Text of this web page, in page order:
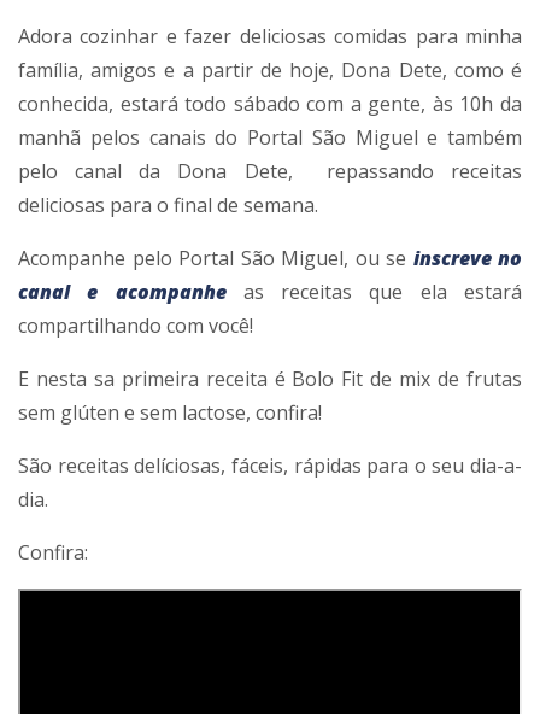
Adora cozinhar e fazer deliciosas comidas para minha
família, amigos e a partir de hoje, Dona Dete, como é
conhecida, estará todo sábado com a gente, às 10h da
manhã pelos canais do Portal São Miguel e também
pelo canal da Dona Dete, repassando receitas
deliciosas para o final de semana.
Acompanhe pelo Portal São Miguel, ou se inscreve no
canal e acompanhe
as receitas que ela estará
compartilhando com você!
E nesta sa primeira receita é Bolo Fit de mix de frutas
sem glúten e sem lactose, confira!
São receitas delíciosas, fáceis, rápidas para o seu dia-a-
dia.
Confira: